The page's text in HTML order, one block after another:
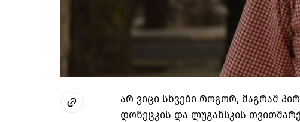
არ ვიცი სხვები როგორ, მაგრამ
დონეცკის და ლუგანსკის